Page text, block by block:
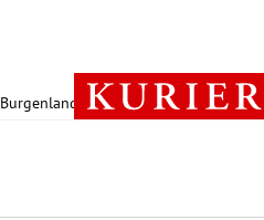
Burgenland Österreich PolitikWirtschaft